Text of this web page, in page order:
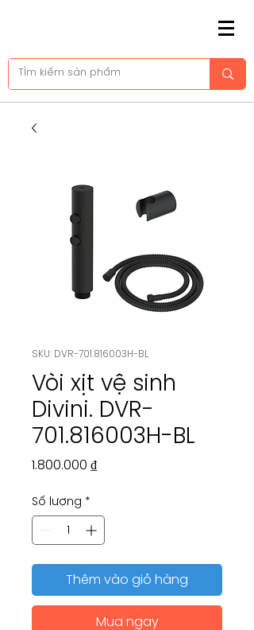
SKU: DVR-701.816003H-BL
Vòi xịt vệ sinh
Divini. DVR-
701.816003H-BL
1.800.000 ₫Giá
Số lượng *
Thêm vào giỏ hàng
Mua ngay